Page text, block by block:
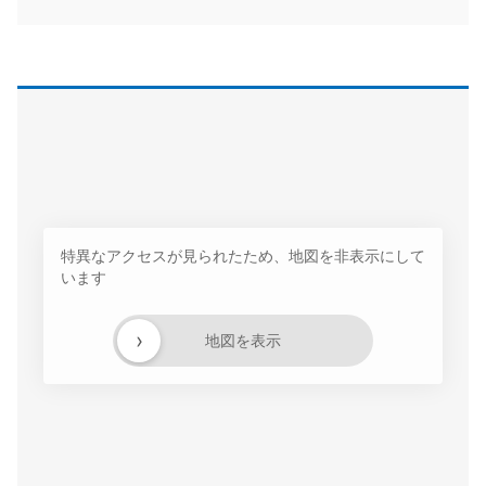
特異なアクセスが見られたため、地図を非表示にして
います
地図を表示
›